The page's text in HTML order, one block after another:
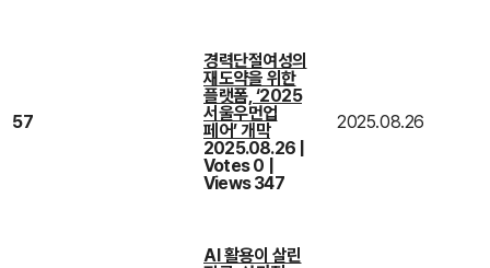
57
경력단절여성의
재도약을 위한
플랫폼, ‘2025
서울우먼업
페어’ 개막
2025.08.26
Votes 0
Views 347
2025.08.26
AI 활용이 살린